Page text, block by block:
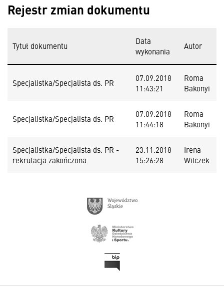
Rejestr zmian dokumentu
Tytuł dokumentu
Data
wykonania
Autor
Specjalistka/Specjalista ds. PR
07.09.2018
11:43:21
Roma
Bakonyi
Specjalistka/Specjalista ds. PR
07.09.2018
11:44:18
Roma
Bakonyi
Specjalistka/Specjalista ds. PR -
rekrutacja zakończona
23.11.2018
15:26:28
Irena
Wilczek